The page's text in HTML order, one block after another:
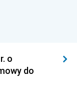
o
do